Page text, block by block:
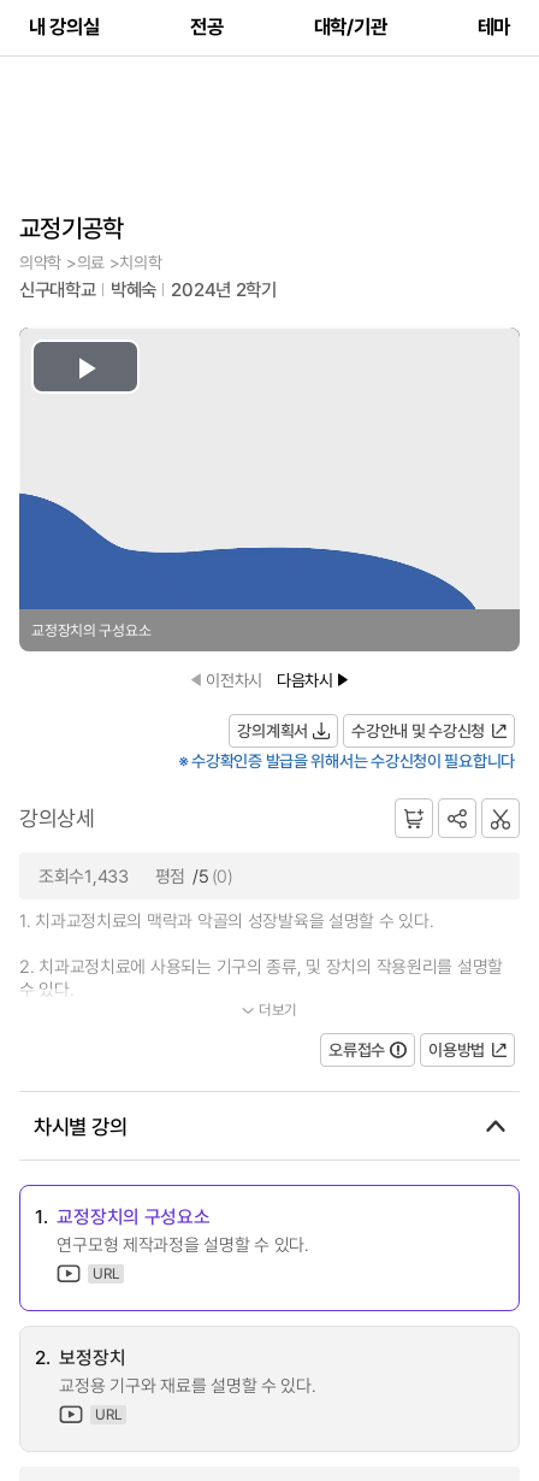
내 강의실 전공 대학/기관 테마
교정기공학
의약학 >의료 >치의학
신구대학교 박혜숙 2024년 2학기
Play
교정장치의 구성요소
이전차시 다음차시
강의계획서
수강안내 및 수강신청
※ 수강확인증 발급을 위해서는 수강신청이 필요합니다
강의상세
조회수1,433 평점 /5 (0)
1. 치과교정치료의 맥락과 악골의 성장발육을 설명할 수 있다.
2. 치과교정치료에 사용되는 기구의 종류, 및 장치의 작용원리를 설명할
수 있다.
더보기
오류접수 이용방법
차시별 강의
1. 교정장치의 구성요소
연구모형 제작과정을 설명할 수 있다.
URL
2. 보정장치
교정용 기구와 재료를 설명할 수 있다.
URL